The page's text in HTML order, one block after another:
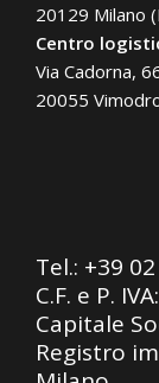
20129 Milano
Centro
Via Cadorna,
20055
Tel.: +39
C.F. e P.
Capitale
Registro